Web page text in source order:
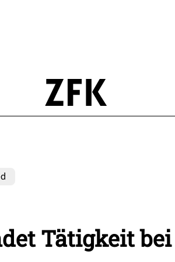
Tätigkeit